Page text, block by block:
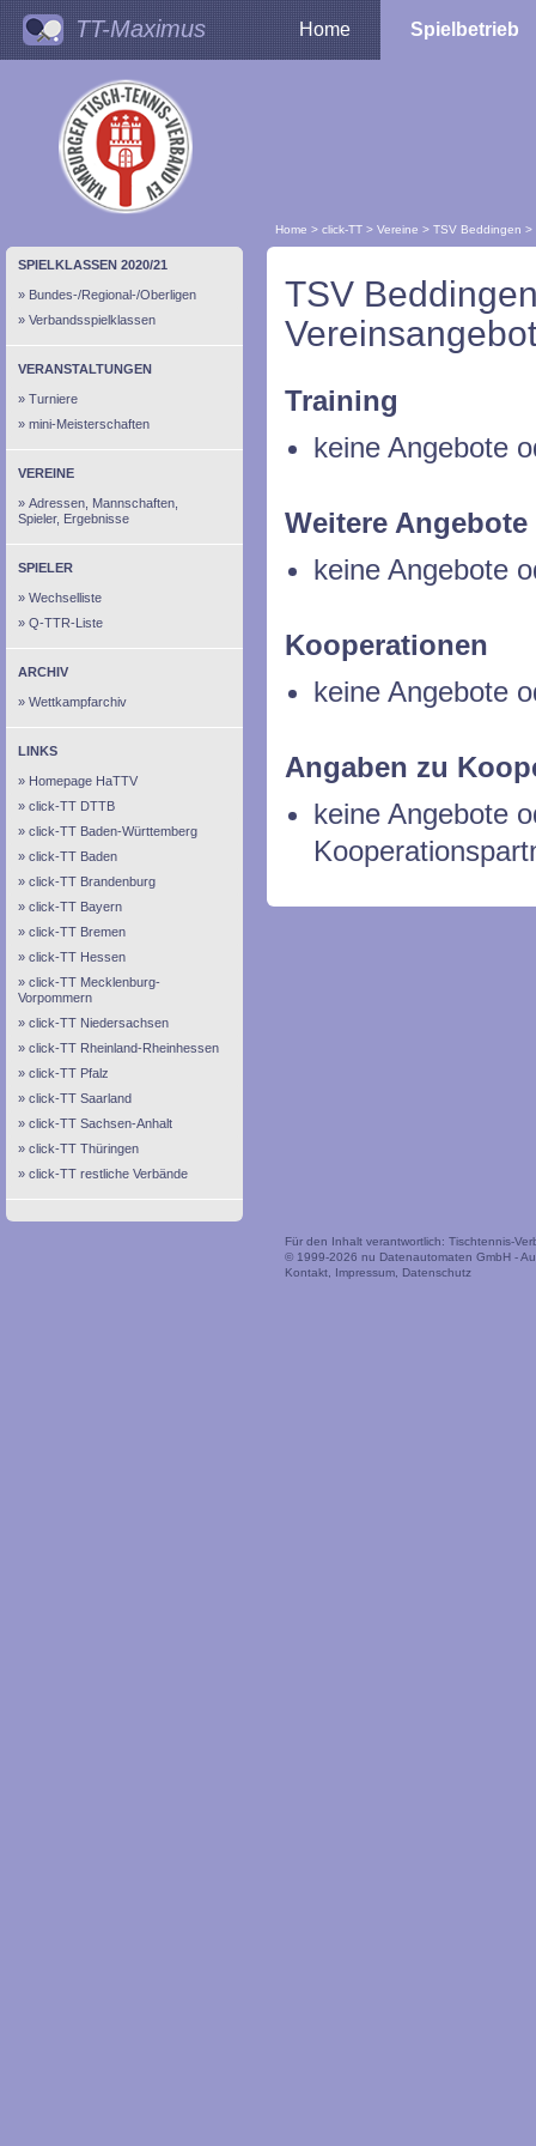
TT-Maximus Home Spielbetrieb
Home > click-TT > Vereine > TSV Beddingen >
SPIELKLASSEN 2020/21
Bundes-/Regional-/Oberligen
Verbandsspielklassen
VERANSTALTUNGEN
Turniere
mini-Meisterschaften
VEREINE
Adressen, Mannschaften,
Spieler, Ergebnisse
SPIELER
Wechselliste
Q-TTR-Liste
ARCHIV
Wettkampfarchiv
LINKS
Homepage HaTTV
click-TT DTTB
click-TT Baden-Württemberg
click-TT Baden
click-TT Brandenburg
click-TT Bayern
click-TT Bremen
click-TT Hessen
click-TT Mecklenburg-
Vorpommern
click-TT Niedersachsen
click-TT Rheinland-Rheinhessen
click-TT Pfalz
click-TT Saarland
click-TT Sachsen-Anhalt
click-TT Thüringen
click-TT restliche Verbände
TSV
Training
keine Angebote
Weitere Angebote
keine Angebote
Kooperationen
keine Angebote
Angaben zu
keine Angebote
Für den Inhalt verantwortlich: Tischtennis-
© 1999-2026 nu Datenautomaten GmbH -
Kontakt
Impressum Datenschutz